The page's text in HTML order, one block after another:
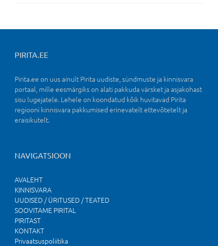
PIRITA.EE
Pirita.ee on uus ainult Pirita uudiste, sündmuste ja kinnisvara
portaal, mille eesmärgiks on alati pakkuda värsket ja asjakohast
sisu lugejatele. Lehele on koondatud kõik huvitavad Pirita
regiooni kinnisvara pakkumised erinevatelt ettevõtetelt ja
eraisikutelt.
NAVIGATSIOON
AVALEHT
KINNISVARA
UUDISED / ÜRITUSED / TEATED
SOOVITAME PIRITAL
PIRITAST
KONTAKT
Privaatsuspoliitika